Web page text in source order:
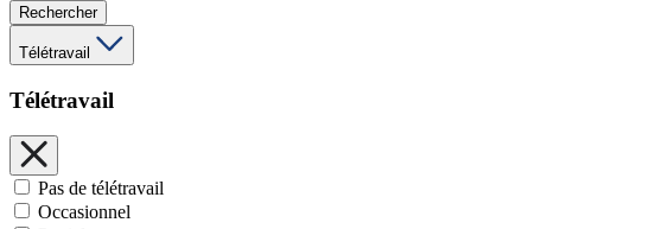
Rechercher
Télétravail
Télétravail
Pas de télétravail
Occasionnel